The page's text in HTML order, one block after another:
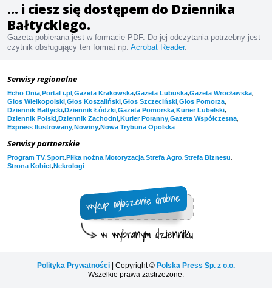
... i ciesz się dostępem do Dziennika
Bałtyckiego.
Gazeta pobierana jest w formacie PDF. Do jej odczytania potrzebny jest
czytnik obsługujący ten format np. Acrobat Reader.
Serwisy regionalne
Echo Dnia,Portal i.pl,Gazeta Krakowska,Gazeta Lubuska,Gazeta Wrocławska,
Głos Wielkopolski,Głos Koszaliński,Głos Szczeciński,Głos Pomorza,
Dziennik Bałtycki,Dziennik Łódzki,Gazeta Pomorska,Kurier Lubelski,
Dziennik Polski,Dziennik Zachodni,Kurier Poranny,Gazeta Współczesna,
Express Ilustrowany,Nowiny,Nowa Trybuna Opolska
Serwisy partnerskie
Program TV,Sport,Piłka nożna,Motoryzacja,Strefa Agro,Strefa Biznesu,
Strona Kobiet,Nekrologi
Polityka Prywatności | Copyright © Polska Press Sp. z o.o.
Wszelkie prawa zastrzeżone.